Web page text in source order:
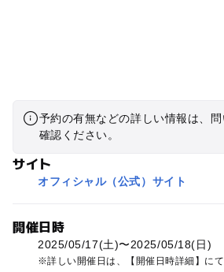
予約の有無などの詳しい情報は、
確認ください。
サイト
オフィシャル（公式）サイト
開催日時
2025/05/17(土)〜2025/05/18(日)
詳しい開催日は、【開催日時詳細】に